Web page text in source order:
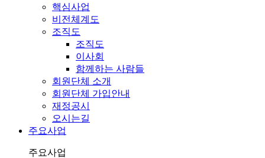
핵심사업
비전체계도
조직도
조직도
이사회
함께하는 사람들
회원단체 소개
회원단체 가입안내
재정공시
오시는길
주요사업
주요사업